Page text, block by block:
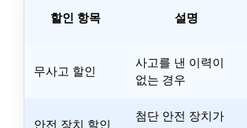
할인 항목 설명
무사고 할인
사고를 낸 이력이
없는 경우
안전 장치 할인
첨단 안전 장치가